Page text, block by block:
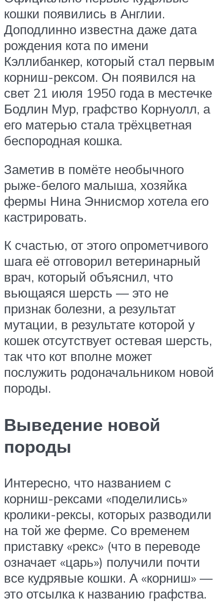
кошки появились в Англии.
Доподлинно известна даже дата
рождения кота по имени
Кэллибанкер, который стал первым
корниш-рексом. Он появился на
свет 21 июля 1950 года в местечке
Бодлин Мур, графство Корнуолл, а
его матерью стала трёхцветная
беспородная кошка.
Заметив в помёте необычного
рыже-белого малыша, хозяйка
фермы Нина Эннисмор хотела его
кастрировать.
К счастью, от этого опрометчивого
шага её отговорил ветеринарный
врач, который объяснил, что
вьющаяся шерсть — это не
признак болезни, а результат
мутации, в результате которой у
кошек отсутствует остевая шерсть,
так что кот вполне может
послужить родоначальником новой
породы.
Выведение новой
породы
Интересно, что названием с
корниш-рексами «поделились»
кролики-рексы, которых разводили
на той же ферме. Со временем
приставку «рекс» (что в переводе
означает «царь») получили почти
все кудрявые кошки. А «корниш» —
это отсылка к названию графства.